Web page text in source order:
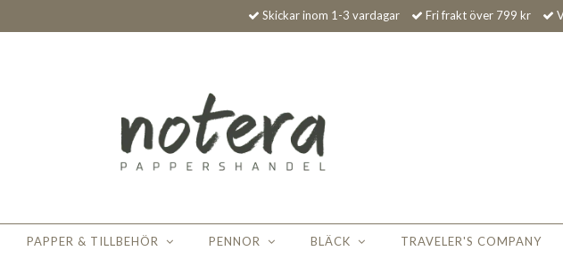
Skickar inom 1-3 vardagar Fri frakt över 799 kr
PAPPER & TILLBEHÖR PENNOR BLÄCK TRAVELER'S COMPANY